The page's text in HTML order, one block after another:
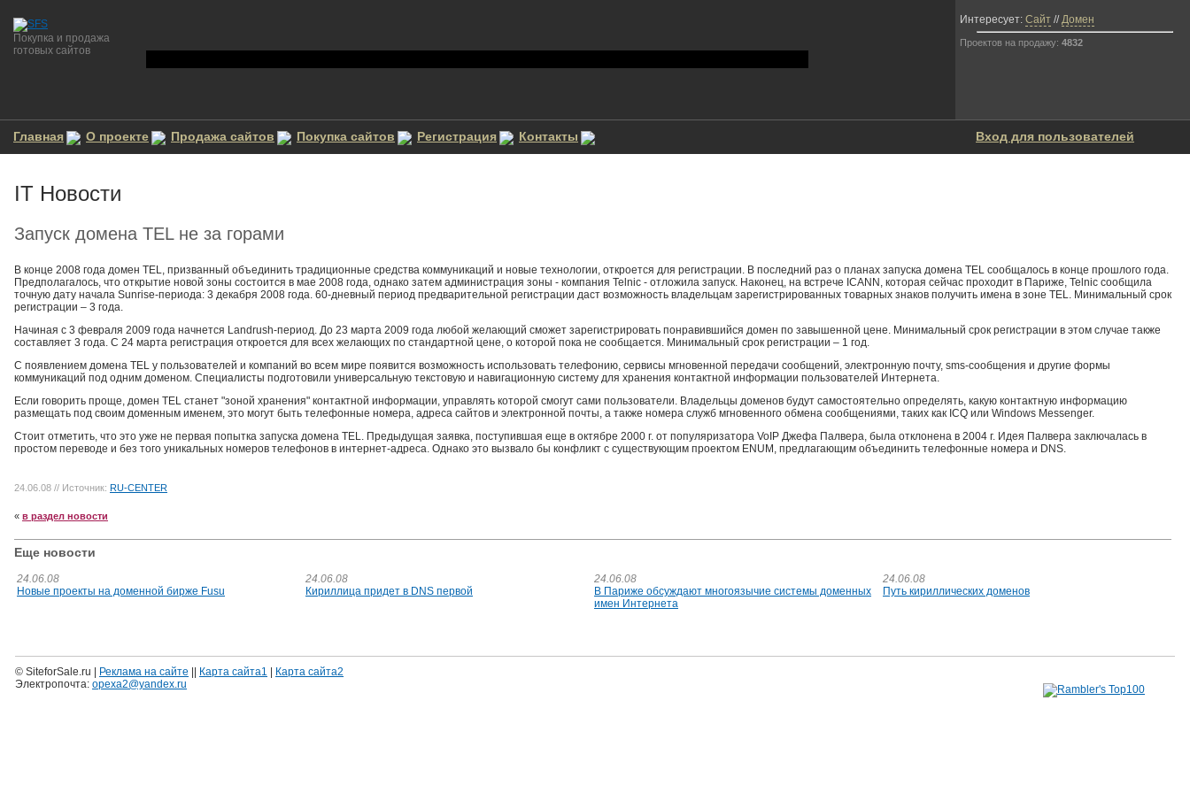
Покупка и продажа
готовых сайтов
Интересует: Сайт //Домен
Проектов на продажу: 4832
Главная О проекте Продажа сайтов Покупка сайтов Регистрация Контакты Вход для пользователей
IT Новости
Запуск домена TEL не за горами
В конце 2008 года домен TEL, призванный объединить традиционные средства коммуникаций и новые технологии, откроется для регистрации. В последний раз о планах запуска домена TEL сообщалось в конце прошлого года.
Предполагалось, что открытие новой зоны состоится в мае 2008 года, однако затем администрация зоны - компания Telnic - отложила запуск. Наконец, на встрече ICANN, которая сейчас проходит в Париже, Telnic сообщила
точную дату начала Sunrise-периода: 3 декабря 2008 года. 60-дневный период предварительной регистрации даст возможность владельцам зарегистрированных товарных знаков получить имена в зоне TEL. Минимальный срок
регистрации – 3 года.
Начиная с 3 февраля 2009 года начнется Landrush-период. До 23 марта 2009 года любой желающий сможет зарегистрировать понравившийся домен по завышенной цене. Минимальный срок регистрации в этом случае также
составляет 3 года. С 24 марта регистрация откроется для всех желающих по стандартной цене, о которой пока не сообщается. Минимальный срок регистрации – 1 год.
С появлением домена TEL у пользователей и компаний во всем мире появится возможность использовать телефонию, сервисы мгновенной передачи сообщений, электронную почту, sms-сообщения и другие формы
коммуникаций под одним доменом. Специалисты подготовили универсальную текстовую и навигационную систему для хранения контактной информации пользователей Интернета.
Если говорить проще, домен TEL станет "зоной хранения" контактной информации, управлять которой смогут сами пользователи. Владельцы доменов будут самостоятельно определять, какую контактную информацию
размещать под своим доменным именем, это могут быть телефонные номера, адреса сайтов и электронной почты, а также номера служб мгновенного обмена сообщениями, таких как ICQ или Windows Messenger.
Стоит отметить, что это уже не первая попытка запуска домена TEL. Предыдущая заявка, поступившая еще в октябре 2000 г. от популяризатора VoIP Джефа Палвера, была отклонена в 2004 г. Идея Палвера заключалась в
простом переводе и без того уникальных номеров телефонов в интернет-адреса. Однако это вызвало бы конфликт с существующим проектом ENUM, предлагающим объединить телефонные номера и DNS.
24.06.08 // Источник: RU-CENTER
« в раздел новости
Еще новости
24.06.08
Новые проекты на доменной бирже Fusu
24.06.08
Кириллица придет в DNS первой
24.06.08
В Париже обсуждают многоязычие системы доменных
имен Интернета
24.06.08
Путь кириллических доменов
© SiteforSale.ru | Реклама на сайте Карта сайта1
Карта сайта2
Электропочта: opexa2@yandex.ru